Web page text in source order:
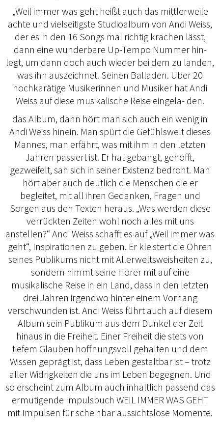
„Weil immer was geht heißt auch das mittlerweile
achte und vielseitigste Studioalbum von Andi Weiss,
der es in den 16 Songs mal richtig krachen lässt,
dann eine wunderbare Up-Tempo Nummer hin-
legt, um dann doch auch wieder bei dem zu landen,
was ihn auszeichnet. Seinen Balladen. Über 20
hochkarätige Musikerinnen und Musiker hat Andi
Weiss auf diese musikalische Reise eingela- den.
das Album, dann hört man sich auch ein wenig in
Andi Weiss hinein. Man spürt die Gefühlswelt dieses
Mannes, man erfährt, was mit ihm in den letzten
Jahren passiert ist. Er hat gebangt, gehofft,
gezweifelt, sah sich in seiner Existenz bedroht. Man
hört aber auch deutlich die Menschen die er
begleitet, mit all ihren Gedanken, Fragen und
Sorgen aus den Texten heraus. „Was werden diese
verrückten Zeiten wohl noch alles mit uns
anstellen?“ Andi Weiss schafft es auf „Weil immer was
geht“, Inspirationen zu geben. Er kleistert die Ohren
seines Publikums nicht mit Allerweltsweisheiten zu,
sondern nimmt seine Hörer mit auf eine
musikalische Reise in ein Land, dass in den letzten
drei Jahren irgendwo hinter einem Vorhang
verschwunden ist. Andi Weiss führt auch auf diesem
Album sein Publikum aus dem Dunkel der Zeit
hinaus in die Freiheit. Einer Freiheit die stets von
tiefem Glauben hoffnungsvoll gehalten und dem
Wissen geprägt ist, dass Leben gestaltbar ist – trotz
aller Widrigkeiten die uns im Leben begegnen. Und
so erscheint zum Album auch inhaltlich passend das
ermutigende Impulsbuch WEIL IMMER WAS GEHT
mit Impulsen für scheinbar aussichtslose Momente.